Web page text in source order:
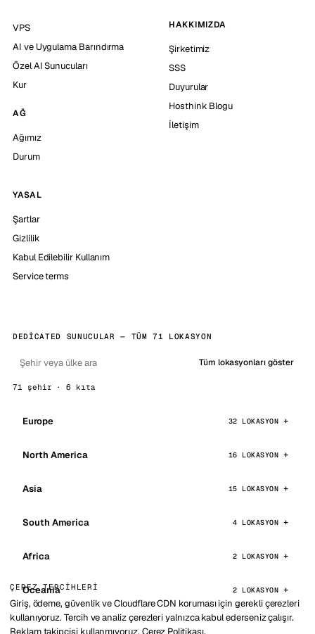
VPS
AI ve Uygulama Barındırma
Özel AI Sunucuları
Kur
AĞ
Ağımız
Durum
HAKKIMIZDA
Şirketimiz
SSS
Duyurular
Hosthink Blogu
İletişim
YASAL
Şartlar
Gizlilik
Kabul Edilebilir Kullanım
Service terms
DEDICATED SUNUCULAR — TÜM 71 LOKASYON
Tüm lokasyonları göster
71 şehir · 6 kıta
Europe 32 LOKASYON
North America 16 LOKASYON
Asia 15 LOKASYON
South America 4 LOKASYON
Africa 2 LOKASYON
Oceania 2 LOKASYON
ÇEREZ TERCIHLERI
Giriş, ödeme, güvenlik ve Cloudflare CDN koruması için gerekli çerezleri
kullanıyoruz. Tercih ve analiz çerezleri yalnızca kabul ederseniz çalışır.
Reklam takipçisi kullanmıyoruz. Çerez Politikası.